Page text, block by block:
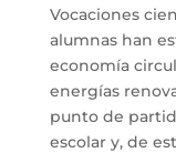
Vocaciones
alumnas han
economía
energías
punto de
escolar y, de